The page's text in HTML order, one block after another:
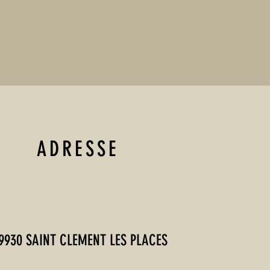
ADRESSE
SAINT CLEMENT LES PLACES